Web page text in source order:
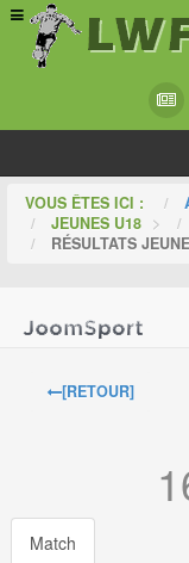
VOUS ÊTES ICI :
JEUNES U18 >
RÉSULTATS
[RETOUR]
Match